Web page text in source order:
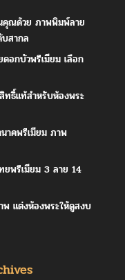
คุณด้วย ภาพพิมพ์ลาย
สากล
ดอกบัวพรีเมียม เลือก
ธิ์แท้สำหรับห้องพระ
าคพรีเมียม ภาพ
ยพรีเมียม 3 ลาย 14
พ แต่งห้องพระให้ดูสงบ